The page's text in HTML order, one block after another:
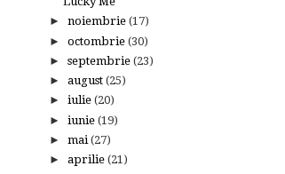
► noiembrie (17)
► octombrie (30)
► septembrie (23)
► august (25)
► iulie (20)
► iunie (19)
► mai (27)
► aprilie (21)